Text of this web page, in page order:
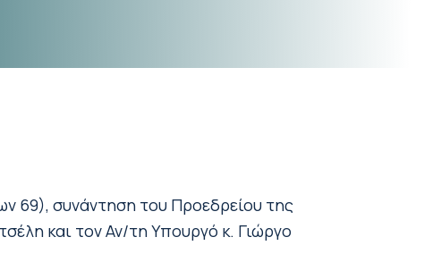
69), συνάντηση του Προεδρείου της
και τον Αν/τη Υπουργό κ. Γιώργο